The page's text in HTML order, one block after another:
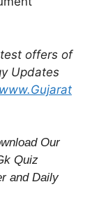
offers of
Updates
www.Gujarat
Our
Quiz
and Daily